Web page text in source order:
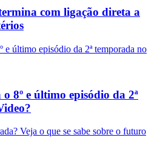
com ligação direta a
8º e último episódio da 2ª